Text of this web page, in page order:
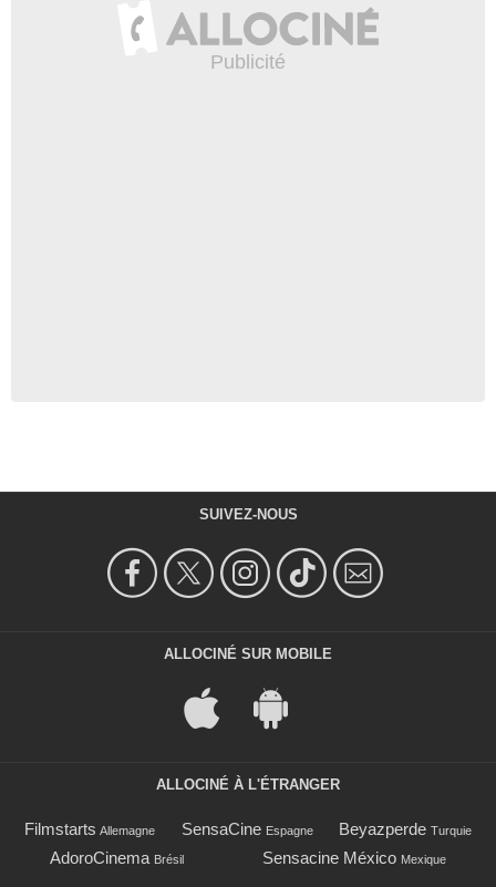
SUIVEZ-NOUS
ALLOCINÉ SUR MOBILE
ALLOCINÉ À L'ÉTRANGER
Filmstarts Allemagne SensaCine Espagne Beyazperde Turquie
AdoroCinema Brésil Sensacine México Mexique